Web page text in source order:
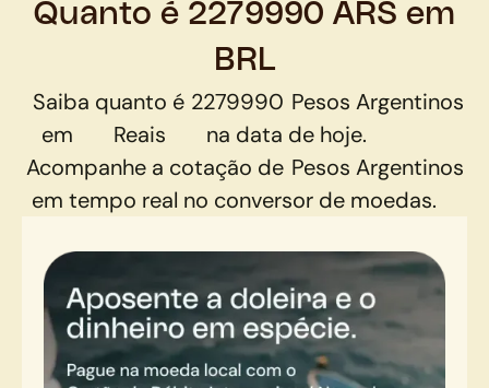
Quanto é 2279990 ARS em
BRL
Saiba quanto é 2279990 Pesos Argentinos
em
Reais
na data de hoje.
Acompanhe a cotação de Pesos Argentinos
em tempo real no conversor de moedas.